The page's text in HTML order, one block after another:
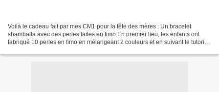
Voilà le cadeau fait par mes CM1 pour la fête des mères : Un bracelet
shamballa avec des perles faites en fimo En premier lieu, les enfants ont
fabriqué 10 perles en fimo en mélangeant 2 couleurs et en suivant le tutoriel